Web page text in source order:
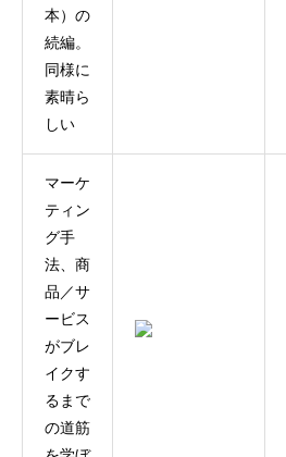
本）の
続編。
同様に
素晴ら
しい
マーケ
ティン
グ手
法、商
品／サ
ービス
がブレ
イクす
るまで
の道筋